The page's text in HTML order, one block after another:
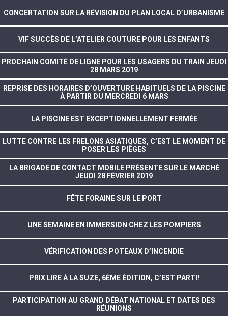
CONCERTATION SUR LA RÉVISION DU PLAN LOCAL D’URBANISME
VIF SUCCÈS DE L’ATELIER COUTURE POUR LES ENFANTS
PROCHAIN COMITÉ DE LIGNE POUR LES USAGERS DU TRAIN JEUDI
28 MARS 2019
REPRISE DES HORAIRES D’OUVERTURE HABITUELS DE LA PISCINE
À PARTIR DU MERCREDI 6 MARS
LA PISCINE EST EXCEPTIONNELLEMENT FERMÉE
LUTTE CONTRE LES FRELONS ASIATIQUES, C’EST LE MOMENT DE
POSER LES PIÈGES
LA BRIGADE DE CONTACT MOBILE PRÉSENTE SUR LE MARCHÉ
JEUDI 28 FÉVRIER 2019
FÊTE FORAINE SUR LE PORT
UNE SEMAINE EN IMMERSION CHEZ LES POMPIERS
VÉRIFICATION DES POTEAUX D’INCENDIE
PRIX LIRE À LA SUZE, 6ÈME ÉDITION, C’EST PARTI!
PARTICIPATION AU GRAND DÉBAT NATIONAL ET DATES DES
RÉUNIONS